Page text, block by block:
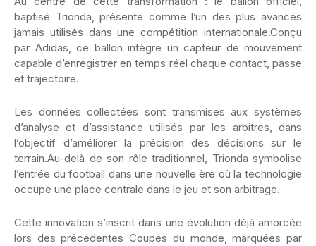
baptisé Trionda, présenté comme l’un des plus avancés
jamais utilisés dans une compétition internationale.Conçu
par Adidas, ce ballon intègre un capteur de mouvement
capable d’enregistrer en temps réel chaque contact, passe
et trajectoire.
Les données collectées sont transmises aux systèmes
d’analyse et d’assistance utilisés par les arbitres, dans
l’objectif d’améliorer la précision des décisions sur le
terrain.Au-delà de son rôle traditionnel, Trionda symbolise
l’entrée du football dans une nouvelle ère où la technologie
occupe une place centrale dans le jeu et son arbitrage.
Cette innovation s’inscrit dans une évolution déjà amorcée
lors des précédentes Coupes du monde, marquées par